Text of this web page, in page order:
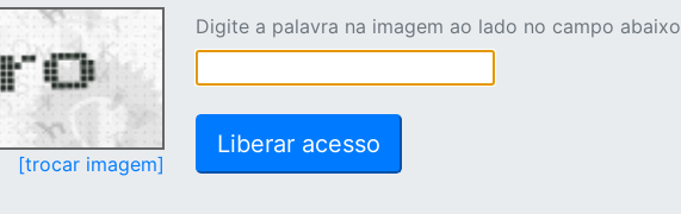
[trocar imagem]
Digite a palavra na imagem ao lado no campo abaixo